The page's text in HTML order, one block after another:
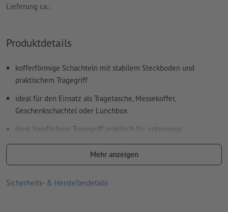
Lieferung ca.:
Produktdetails
kofferförmige Schachteln mit stabilem Steckboden und
praktischem Tragegriff
ideal für den Einsatz als Tragetasche, Messekoffer,
Geschenkschachtel oder Lunchbox
dank handlichem Tragegriff praktisch für unterwegs
doppelte Kartonlage am Griff für hohe Stabilität
leicht zu öffnen und wiederverschließbar
fester Verschluss am Boden durch Stecklaschen, die sich beim
Mehr anzeigen
Sicherheits- & Herstellerdetails